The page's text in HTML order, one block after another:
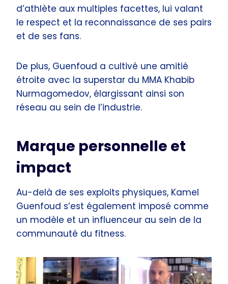
d’athlète aux multiples facettes, lui valant
le respect et la reconnaissance de ses pairs
et de ses fans.
De plus, Guenfoud a cultivé une amitié
étroite avec la superstar du MMA Khabib
Nurmagomedov, élargissant ainsi son
réseau au sein de l’industrie.
Marque personnelle et
impact
Au-delà de ses exploits physiques, Kamel
Guenfoud s’est également imposé comme
un modèle et un influenceur au sein de la
communauté du fitness.